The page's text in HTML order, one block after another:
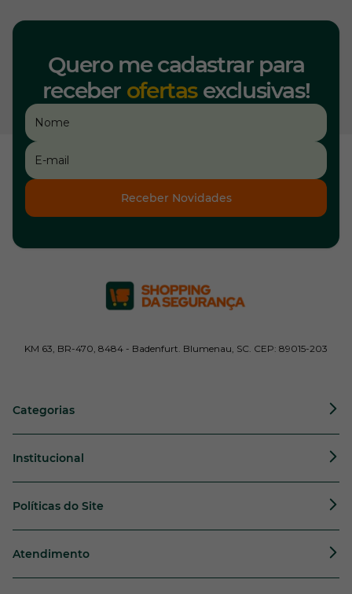
Quero me cadastrar para
receber ofertasexclusivas!
Receber Novidades
KM 63, BR-470, 8484 - Badenfurt. Blumenau, SC. CEP: 89015-203
Categorias
Institucional
Políticas do Site
Atendimento